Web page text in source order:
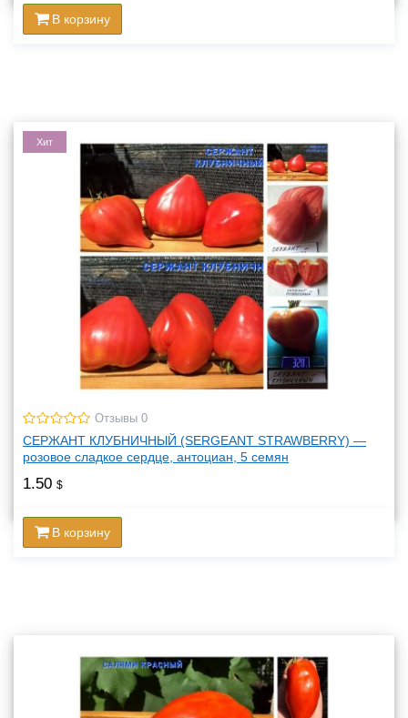
В корзину
Хит
Отзывы 0
СЕРЖАНТ КЛУБНИЧНЫЙ (SERGEANT STRAWBERRY) —
розовое сладкое сердце, антоциан, 5 семян
1.50 $
В корзину